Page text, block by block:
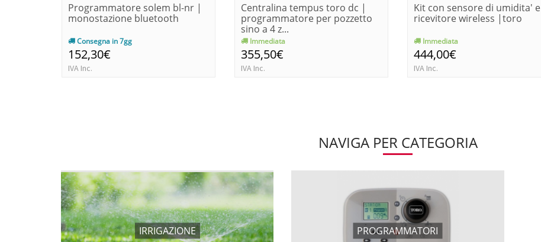
Programmatore solem bl-nr |
monostazione bluetooth
Consegna in 7gg
152,30€
IVA Inc.
Centralina tempus toro dc |
programmatore per pozzetto
sino a 4 z...
Immediata
355,50€
IVA Inc.
Kit con sensore di umidita' e
ricevitore wireless |toro
Immediata
444,00€
IVA Inc.
NAVIGA PER CATEGORIA
IRRIGAZIONE PROGRAMMATORI